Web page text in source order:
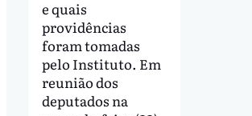
e quais
providências
foram tomadas
pelo Instituto. Em
reunião dos
deputados na